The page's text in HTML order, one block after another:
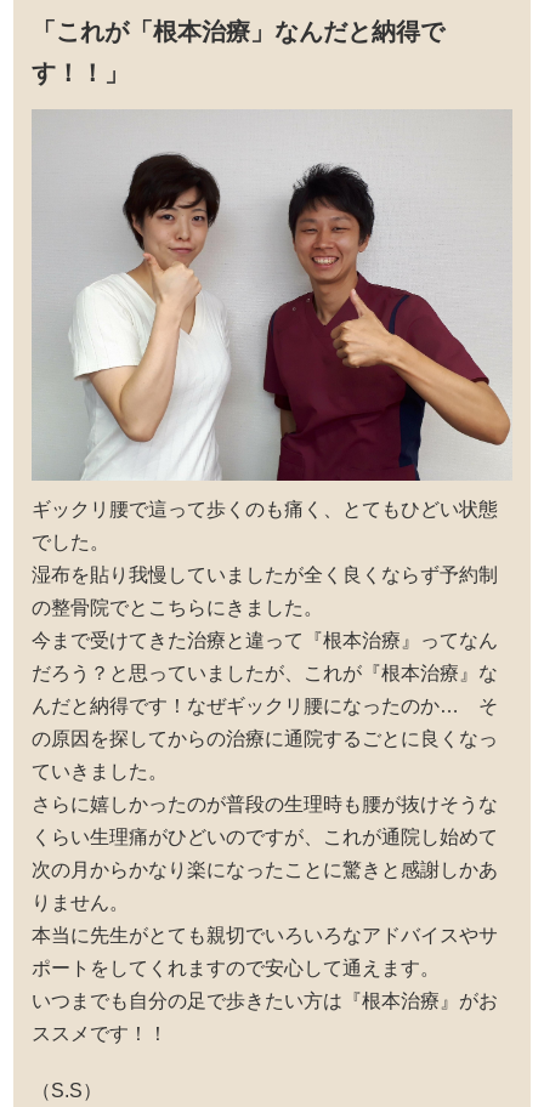
「これが「根本治療」なんだと納得で
す！！」
ギックリ腰で這って歩くのも痛く、とてもひどい状態
でした。
湿布を貼り我慢していましたが全く良くならず予約制
の整骨院でとこちらにきました。
今まで受けてきた治療と違って『根本治療』ってなん
だろう？と思っていましたが、これが『根本治療』な
んだと納得です！なぜギックリ腰になったのか… そ
の原因を探してからの治療に通院するごとに良くなっ
ていきました。
さらに嬉しかったのが普段の生理時も腰が抜けそうな
くらい生理痛がひどいのですが、これが通院し始めて
次の月からかなり楽になったことに驚きと感謝しかあ
りません。
本当に先生がとても親切でいろいろなアドバイスやサ
ポートをしてくれますので安心して通えます。
いつまでも自分の足で歩きたい方は『根本治療』がお
ススメです！！
（S.S）